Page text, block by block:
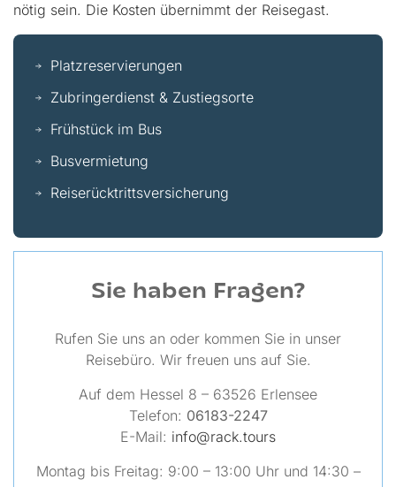
nötig sein. Die Kosten übernimmt der Reisegast.
Platzreservierungen
Zubringerdienst & Zustiegsorte
Frühstück im Bus
Busvermietung
Reiserücktrittsversicherung
Sie haben Fragen?
Rufen Sie uns an oder kommen Sie in unser
Reisebüro. Wir freuen uns auf Sie.
Auf dem Hessel 8 – 63526 Erlensee
Telefon: 06183-2247
E-Mail: info@rack.tours
Montag bis Freitag: 9:00 – 13:00 Uhr und 14:30 –